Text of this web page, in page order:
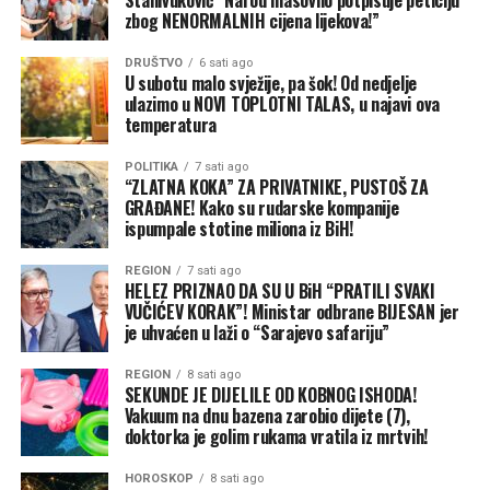
koju će nositi i opisujući kako “dobar osjećaj dolazi lako
sada / otkad sam dobila pilulu”. Očekivano, kantri radio
stanice ostale su šokirane skandaloznom idejom o ženi
koja uživa u seksu te su zabranile njeno emitovanje.
Sex Pistols – God Save The Queen (1977)
Kao svaki pravi pank bend, Sex Pistolsi uživali su u
vlastitoj kontroverznosti. “God Save The Queen”, njihov
drugi singl, sugeriše da je monarhija kraljice Elizabete II.
bila fašistički režim, zbog čega je “BBC” zabranio
puštanje pjesme u Velikoj Britaniji. Međutim, pjesma je
ipak stigla do petog mjesta britanske liste.
The Cure – Killing an Arab (1978)
Prvi singl kultnog got rok benda i dalje je njihov
najkontroverzniji. Frontman Robert Smit rekao je da je
zbog NENORMALNIH cijena lijekova!”
DRUŠTVO 6 sati ago
U subotu malo svježije, pa šok! Od nedjelje
ulazimo u NOVI TOPLOTNI TALAS, u najavi ova
temperatura
POLITIKA 7 sati ago
“ZLATNA KOKA” ZA PRIVATNIKE, PUSTOŠ ZA
GRAĐANE! Kako su rudarske kompanije
ispumpale stotine miliona iz BiH!
REGION 7 sati ago
HELEZ PRIZNAO DA SU U BiH “PRATILI SVAKI
VUČIĆEV KORAK”! Ministar odbrane BIJESAN jer
je uhvaćen u laži o “Sarajevo safariju”
REGION 8 sati ago
SEKUNDE JE DIJELILE OD KOBNOG ISHODA!
Vakuum na dnu bazena zarobio dijete (7),
doktorka je golim rukama vratila iz mrtvih!
HOROSKOP 8 sati ago